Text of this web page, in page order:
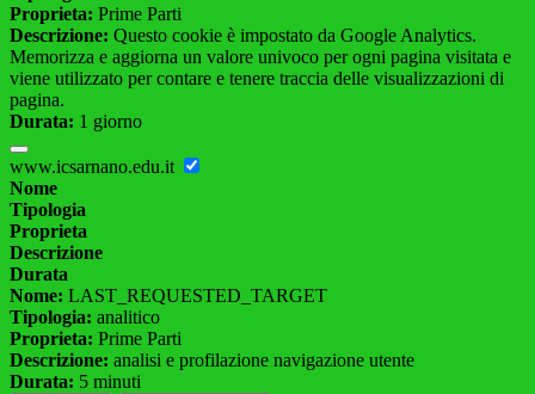
Proprieta: Prime Parti
Descrizione: Questo cookie è impostato da Google Analytics.
Memorizza e aggiorna un valore univoco per ogni pagina visitata e
viene utilizzato per contare e tenere traccia delle visualizzazioni di
pagina.
Durata: 1 giorno
www.icsarnano.edu.it
Nome
Tipologia
Proprieta
Descrizione
Durata
Nome: LAST_REQUESTED_TARGET
Tipologia: analitico
Proprieta: Prime Parti
Descrizione: analisi e profilazione navigazione utente
Durata: 5 minuti